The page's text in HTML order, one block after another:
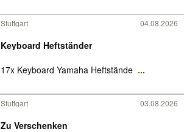
Stuttgart 04.08.2026
Keyboard Heftständer
17x Keyboard Yamaha Heftstände ...
Stuttgart 03.08.2026
Zu Verschenken